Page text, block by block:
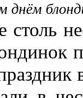
днём
столь